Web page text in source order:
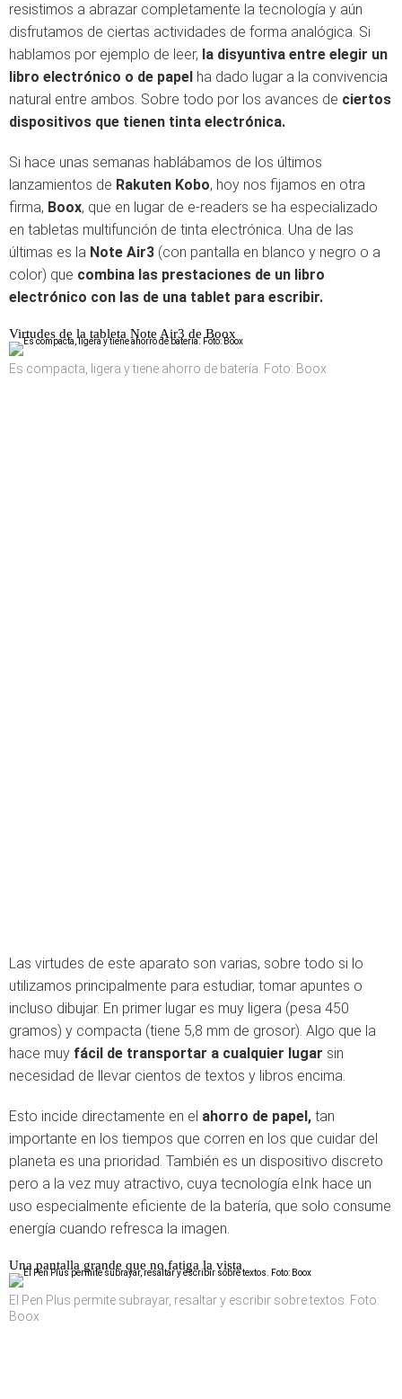
resistimos a abrazar completamente la tecnología y aún
disfrutamos de ciertas actividades de forma analógica. Si
hablamos por ejemplo de leer, la disyuntiva entre elegir un
libro electrónico o de papel ha dado lugar a la convivencia
natural entre ambos. Sobre todo por los avances de ciertos
dispositivos que tienen tinta electrónica.
Si hace unas semanas hablábamos de los últimos
lanzamientos de Rakuten Kobo, hoy nos fijamos en otra
firma, Boox, que en lugar de e-readers se ha especializado
en tabletas multifunción de tinta electrónica. Una de las
últimas es la Note Air3 (con pantalla en blanco y negro o a
color) que combina las prestaciones de un libro
electrónico con las de una tablet para escribir.
Virtudes de la tableta Note Air3 de Boox
Es compacta, ligera y tiene ahorro de batería. Foto: Boox
Las virtudes de este aparato son varias, sobre todo si lo
utilizamos principalmente para estudiar, tomar apuntes o
incluso dibujar. En primer lugar es muy ligera (pesa 450
gramos) y compacta (tiene 5,8 mm de grosor). Algo que la
hace muy fácil de transportar a cualquier lugar sin
necesidad de llevar cientos de textos y libros encima.
Esto incide directamente en el ahorro de papel, tan
importante en los tiempos que corren en los que cuidar del
planeta es una prioridad. También es un dispositivo discreto
pero a la vez muy atractivo, cuya tecnología eInk hace un
uso especialmente eficiente de la batería, que solo consume
energía cuando refresca la imagen.
Una pantalla grande que no fatiga la vista
El Pen Plus permite subrayar, resaltar y escribir sobre textos. Foto:
Boox